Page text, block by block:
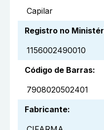
Capilar
Registro no
1156002490010
Código de Barras:
7908020502401
Fabricante: